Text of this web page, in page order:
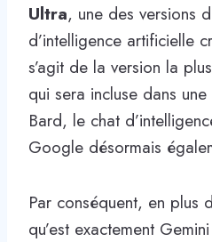
Ultra, une des versions
d’intelligence artificielle
s’agit de la version la
qui sera incluse dans
Bard, le chat
Google désormais
Par conséquent, en plus
qu’est exactement